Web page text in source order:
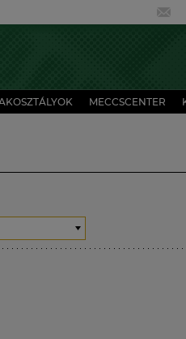
MECCSCENTER